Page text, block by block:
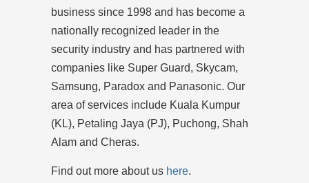
business since 1998 and has become a
nationally recognized leader in the
security industry and has partnered with
companies like Super Guard, Skycam,
Samsung, Paradox and Panasonic. Our
area of services include Kuala Kumpur
(KL), Petaling Jaya (PJ), Puchong, Shah
Alam and Cheras.
Find out more about us here.